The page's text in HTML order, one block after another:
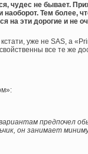
чудес не бывает.
наоборот. Тем более,
на эти дорогие и
уже не SAS, а
все те же
предпочел
он занимает